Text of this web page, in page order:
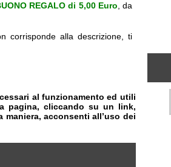
REGALO di 5,00 Euro , da
corrisponde alla descrizione, ti
al funzionamento ed utili
pagina, cliccando su un link,
acconsenti all’uso dei